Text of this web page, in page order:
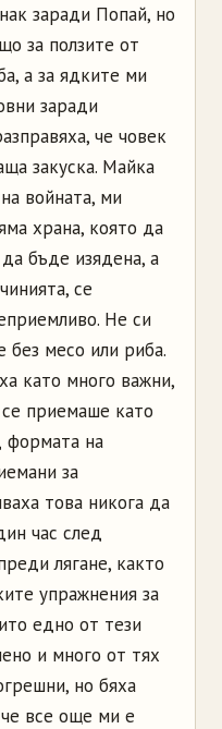
заради Попай, но
за ползите от
а за ядките ми
заради
че човек
закуска. Майка
войната, ми
храна, която да
бъде изядена, а
се
Не си
без месо или риба.
като много важни,
приемаше като
формата на
за
това никога да
час след
лягане, както
упражнения за
едно от тези
и много от тях
но бяха
че все още ми е